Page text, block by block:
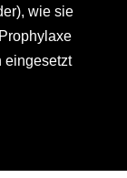
wie sie
eingesetzt